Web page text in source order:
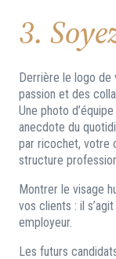
3.
Derrière le logo de
passion et des
Une photo
anecdote du
par ricochet, votre
structure
Montrer le visage
vos clients : il
employeur.
Les futurs